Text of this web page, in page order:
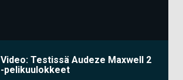
Video: Testissä Audeze Maxwell 2
-pelikuulokkeet